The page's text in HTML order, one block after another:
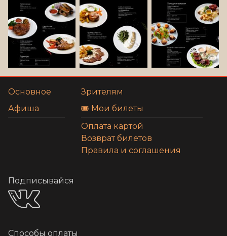
Основное
Афиша
Зрителям
🎟️ Мои билеты
Оплата картой
Возврат билетов
Правила и соглашения
Подписывайся
Способы оплаты